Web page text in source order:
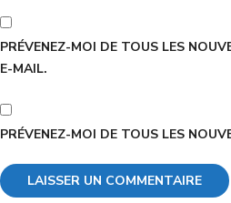
PRÉVENEZ-MOI DE TOUS LES
E-MAIL.
PRÉVENEZ-MOI DE TOUS LES